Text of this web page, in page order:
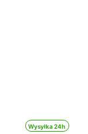
Wysyłka 24h